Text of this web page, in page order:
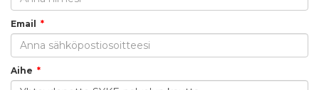
Email
Aihe